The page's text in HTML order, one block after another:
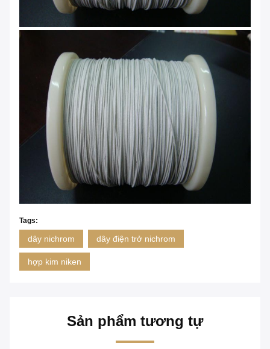
Tags:
dây nichrom dây điện trở nichrom
hợp kim niken
Sản phẩm tương tự